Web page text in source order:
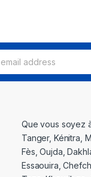
Que vous soyez
Tanger, Kénitra,
Fès, Oujda,
Essaouira,